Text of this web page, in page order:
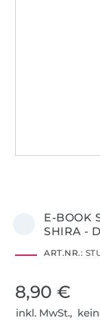
E-BOOK
SHIRA -
ART.NR.:
8,90 €
inkl. MwSt.,